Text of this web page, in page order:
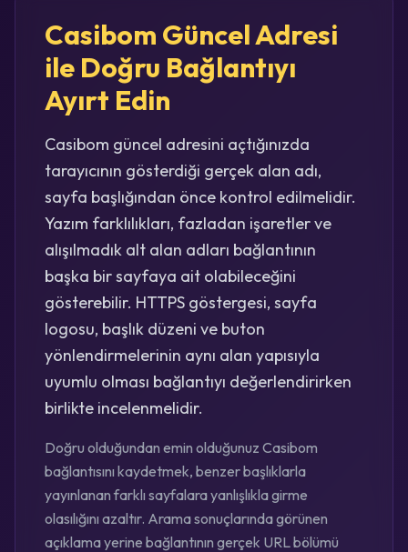
Casibom Güncel Adresi
ile Doğru Bağlantıyı
Ayırt Edin
Casibom güncel adresini açtığınızda
tarayıcının gösterdiği gerçek alan adı,
sayfa başlığından önce kontrol edilmelidir.
Yazım farklılıkları, fazladan işaretler ve
alışılmadık alt alan adları bağlantının
başka bir sayfaya ait olabileceğini
gösterebilir. HTTPS göstergesi, sayfa
logosu, başlık düzeni ve buton
yönlendirmelerinin aynı alan yapısıyla
uyumlu olması bağlantıyı değerlendirirken
birlikte incelenmelidir.
Doğru olduğundan emin olduğunuz Casibom
bağlantısını kaydetmek, benzer başlıklarla
yayınlanan farklı sayfalara yanlışlıkla girme
olasılığını azaltır. Arama sonuçlarında görünen
açıklama yerine bağlantının gerçek URL bölümü